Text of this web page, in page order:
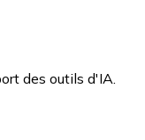
des outils d'IA.